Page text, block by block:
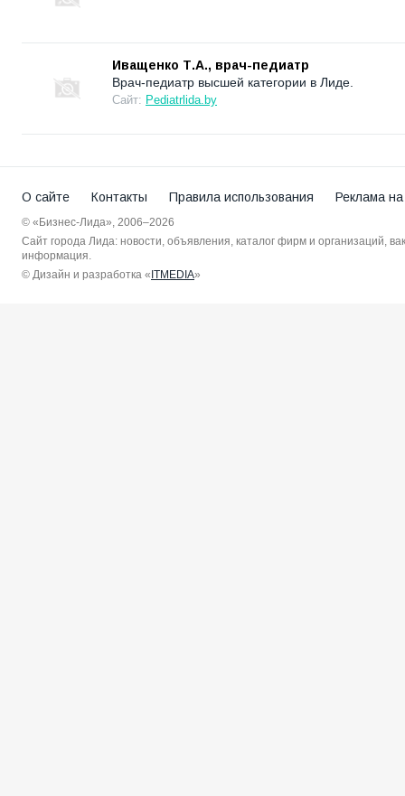
Иващенко Т.А., врач-педиатр
Врач-педиатр высшей категории в Лиде.
Сайт: Pediatrlida.by
О сайте Контакты Правила использования Реклама
© «Бизнес-Лида», 2006–2026
Сайт города Лида: новости, объявления, каталог фирм и организаций,
информация.
© Дизайн и разработка « ITMEDIA»